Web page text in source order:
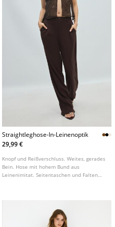
Straightleghose-In-Leinenoptik
29,99 €
Knopf und Reißverschluss. Weites, gerades
Bein. Hose mit hohem Bund aus
Leinenimitat. Seitentaschen und Falten